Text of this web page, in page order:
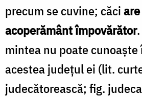
precum se cuvine; căci
acoperământ împovărător
mintea nu poate
acestea județul ei (lit.
judecătorească; fig.